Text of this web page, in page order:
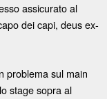
assicurato al
dei capi, deus ex-
problema sul main
stage sopra al